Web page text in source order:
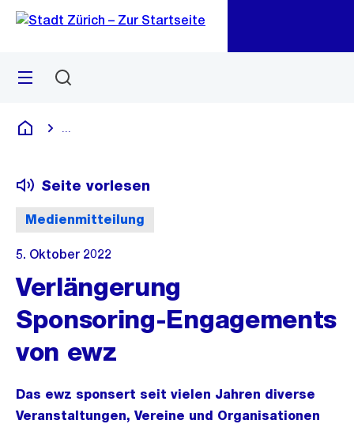
Navigation
Sprunglink
Menü
Deutsch
Medienmitteilung
Seite vorlesen
5. Oktober 2022
Verlängerung
Sponsoring-Engagements
von ewz
Das ewz sponsert seit vielen Jahren diverse
Veranstaltungen, Vereine und Organisationen